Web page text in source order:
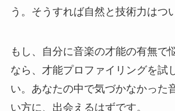
う。そうすれば自然と技術力はつ
もし、自分に音楽の才能の有無で
なら、才能プロファイリングを試
い。あなたの中で気づかなかった
い方に、出会えるはずです。